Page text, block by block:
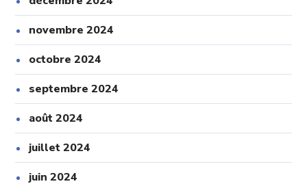
novembre 2024
octobre 2024
septembre 2024
août 2024
juillet 2024
juin 2024